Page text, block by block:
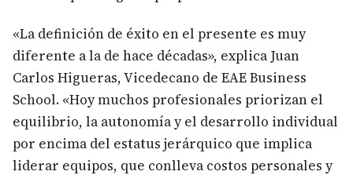
«La definición de éxito en el presente es muy
diferente a la de hace décadas», explica Juan
Carlos Higueras, Vicedecano de EAE Business
School. «Hoy muchos profesionales priorizan el
equilibrio, la autonomía y el desarrollo individual
por encima del estatus jerárquico que implica
liderar equipos, que conlleva costos personales y